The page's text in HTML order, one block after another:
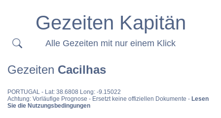
Gezeiten Kapitän
Alle Gezeiten mit nur einem Klick
Gezeiten Cacilhas
PORTUGAL - Lat: 38.6808 Long: -9.15022
Achtung: Vorläufige Prognose - Ersetzt keine offiziellen Dokumente - Lesen
Sie die Nutzungsbedingungen